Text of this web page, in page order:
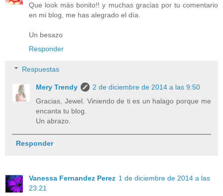
Que look más bonito!! y muchas gracias por tu comentario
en mi blog, me has alegrado el día.
Un besazo
Responder
Respuestas
Mery Trendy
2 de diciembre de 2014 a las 9:50
Gracias, Jewel. Viniendo de ti es un halago porque me
encanta tu blog.
Un abrazo.
Responder
Vanessa Fernandez Perez 1 de diciembre de 2014 a las
23:21